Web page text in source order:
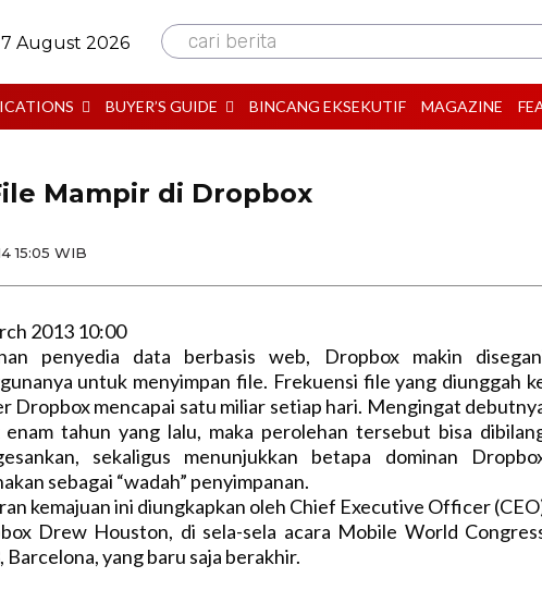
7 August 2026 cari berita
BUYER’S GUIDE BINCANG EKSEKUTIF MAGAZINE
Mampir di Dropbox
15:05 WIB
2013 10:00
penyedia data berbasis web, Dropbox makin
untuk menyimpan file. Frekuensi file yang diunggah
Dropbox mencapai satu miliar setiap hari. Mengingat
enam tahun yang lalu, maka perolehan tersebut bisa
sekaligus menunjukkan betapa dominan
sebagai “wadah” penyimpanan.
kemajuan ini diungkapkan oleh Chief Executive Officer
Drew Houston, di sela-sela acara Mobile World
Barcelona, yang baru saja berakhir.